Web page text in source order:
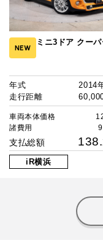
NEW
ミニ3ドア クーパ
年式
2014
走行距離
車両本体価格
諸費用
支払総額 138.
iR横浜